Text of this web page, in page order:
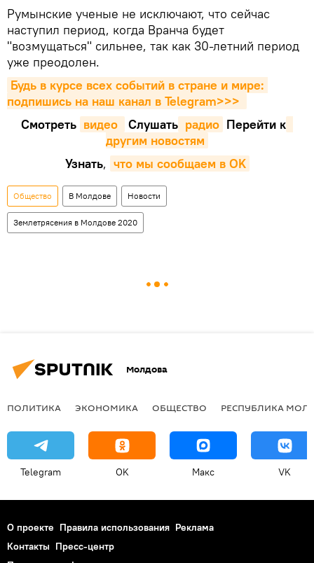
Румынские ученые не исключают, что сейчас
наступил период, когда Вранча будет
"возмущаться" сильнее, так как 30-летний период
уже преодолен.
Будь в курсе всех событий в стране и мире:
подпишись на наш канал в Telegram>>>
Смотреть видео Cлушать радио Перейти к
другим новостям
Узнать, что мы сообщаем в OK
Общество В Молдове Новости
Землетрясения в Молдове 2020
Молдова
ПОЛИТИКА ЭКОНОМИКА ОБЩЕСТВО РЕСПУБЛИКА
Telegram OK Макс VK
О проекте Правила использования Реклама
Контакты Пресс-центр